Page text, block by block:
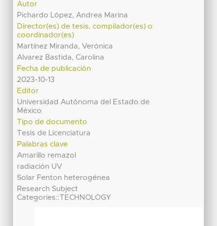
Autor
Pichardo López, Andrea Marina
Director(es) de tesis, compilador(es) o
coordinador(es)
Martínez Miranda, Verónica
Alvarez Bastida, Carolina
Fecha de publicación
2023-10-13
Editor
Universidad Autónoma del Estado de
México
Tipo de documento
Tesis de Licenciatura
Palabras clave
Amarillo remazol
radiación UV
Solar Fenton heterogénea
Research Subject
Categories::TECHNOLOGY